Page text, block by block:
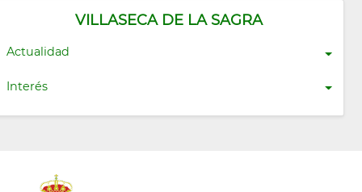
VILLASECA DE LA SAGRA
Actualidad
Interés